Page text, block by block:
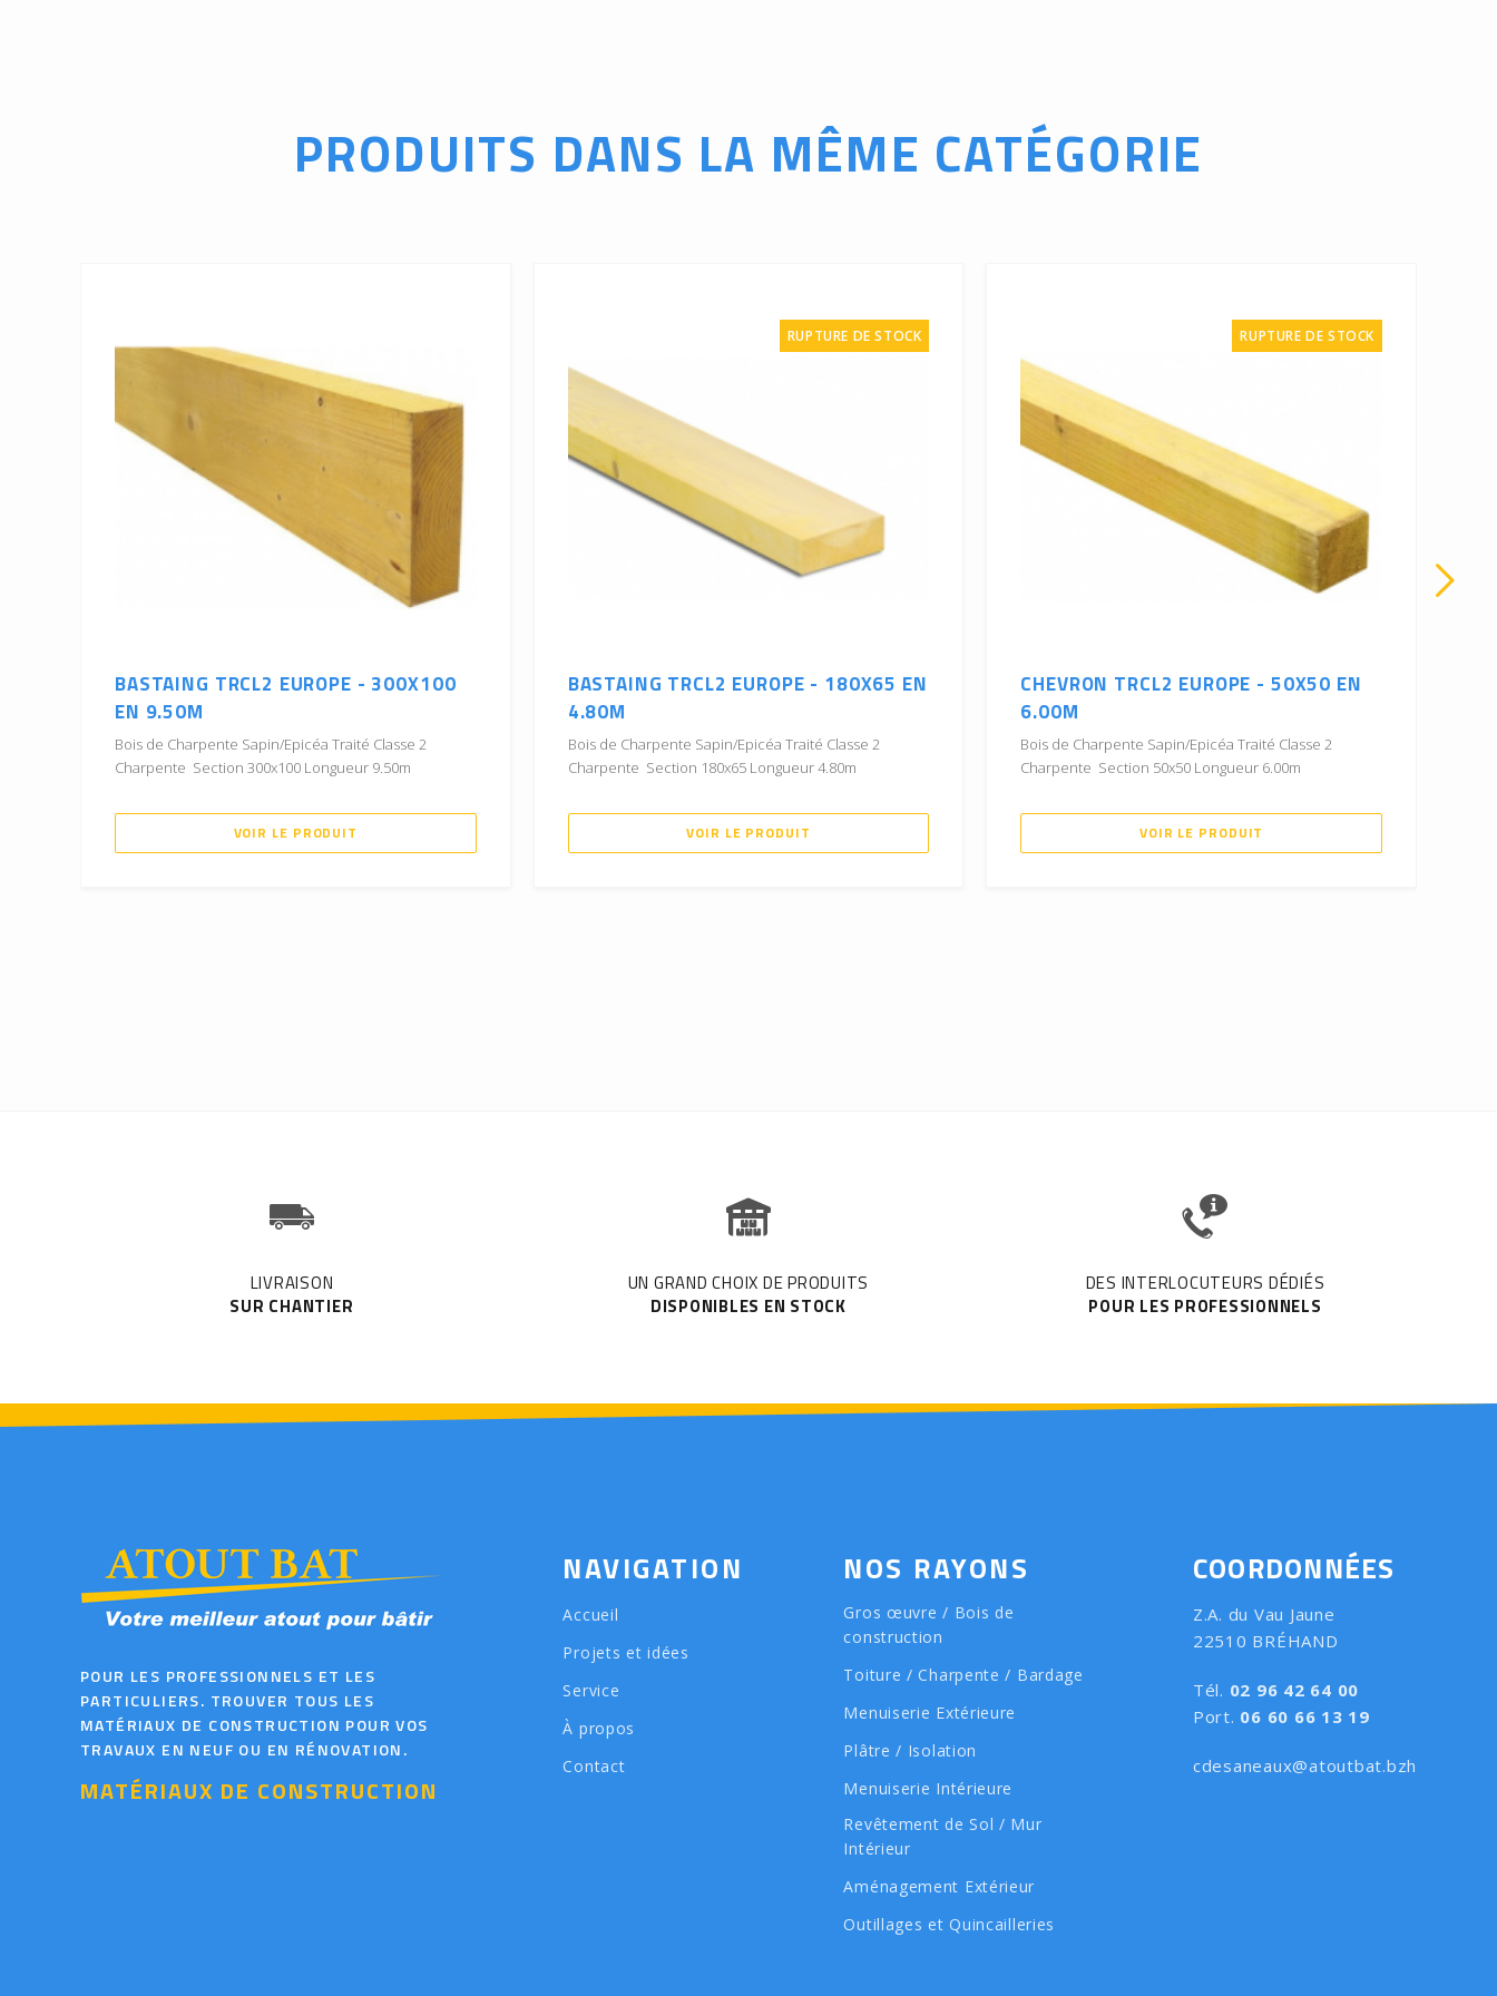
PRODUITS DANS LA MÊME CATÉGORIE
BASTAING TRCL2 EUROPE - 300X100
EN 9.50M
Bois de Charpente Sapin/Epicéa Traité Classe 2
Charpente Section 300x100 Longueur 9.50m
VOIR LE PRODUIT
BASTAING TRCL2 EUROPE - 180X65 EN
4.80M
Bois de Charpente Sapin/Epicéa Traité Classe 2
Charpente Section 180x65 Longueur 4.80m
VOIR LE PRODUIT
RUPTURE DE STOCK
CHEVRON TRCL2 EUROPE - 50X50 EN
6.00M
Bois de Charpente Sapin/Epicéa Traité Classe 2
Charpente Section 50x50 Longueur 6.00m
VOIR LE PRODUIT
RUPTURE DE STOCK
LIVRAISON
SUR CHANTIER
UN GRAND CHOIX DE PRODUITS
DISPONIBLES EN STOCK
DES INTERLOCUTEURS DÉDIÉS
POUR LES PROFESSIONNELS
POUR LES PROFESSIONNELS ET LES
PARTICULIERS. TROUVER TOUS LES
MATÉRIAUX DE CONSTRUCTION POUR VOS
TRAVAUX EN NEUF OU EN RÉNOVATION.
MATÉRIAUX DE CONSTRUCTION
NAVIGATION
Accueil
Projets et idées
Service
À propos
Contact
NOS RAYONS
Gros œuvre / Bois de
construction
Toiture / Charpente / Bardage
Menuiserie Extérieure
Plâtre / Isolation
Menuiserie Intérieure
Revêtement de Sol / Mur
Intérieur
Aménagement Extérieur
Outillages et Quincailleries
COORDONNÉES
Z.A. du Vau Jaune
22510 BRÉHAND
Tél. 02 96 42 64 00
Port. 06 60 66 13 19
cdesaneaux@atoutbat.bzh